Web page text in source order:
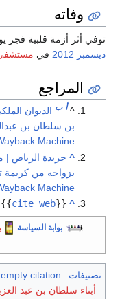
وفاته
أثر أزمة قلبية فجر يوم
2012في مستشفى
المراجع
ب الديوان الملكي
بن سلطان بن
Wayback Machine
جريدة الرياض |
بزواجه من كريمة
Wayback Machine
{{
cite web
}}
:
)
بوابة السياسة بوابة
تصنيفات:
empty citation
أبناء سلطان بن عبد العزيز